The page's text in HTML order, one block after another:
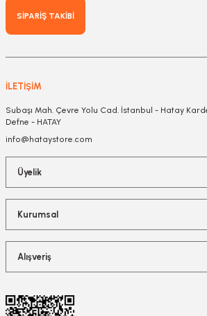
SİPARİŞ TAKİBİ
İLETİŞİM
Subaşı Mah. Çevre Yolu Cad. İstanbul - Hatay
Defne - HATAY
info@hataystore.com
Üyelik
Kurumsal
Alışveriş